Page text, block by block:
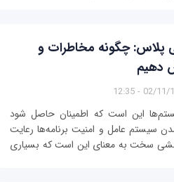
پلاس: چگونه مخاطرات و
دهیم
02/11/1400
این است که اطمینان حاصل شود
سیستم عامل و امنیت برنامه‌ها رعایت
سخت به معنای این است که بسیاری